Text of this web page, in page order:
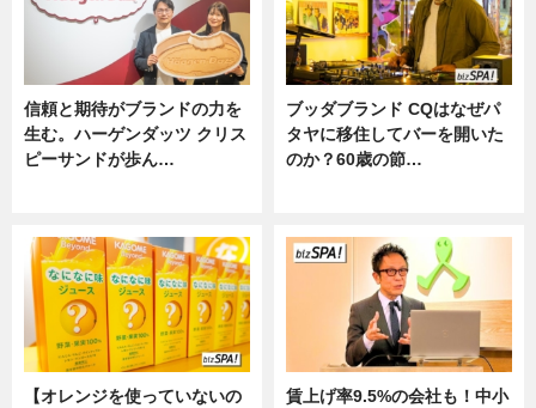
信頼と期待がブランドの力を
生む。ハーゲンダッツ クリス
ピーサンドが歩ん…
ブッダブランド CQはなぜパ
タヤに移住してバーを開いた
のか？60歳の節…
【オレンジを使っていないの
賃上げ率9.5%の会社も！中小